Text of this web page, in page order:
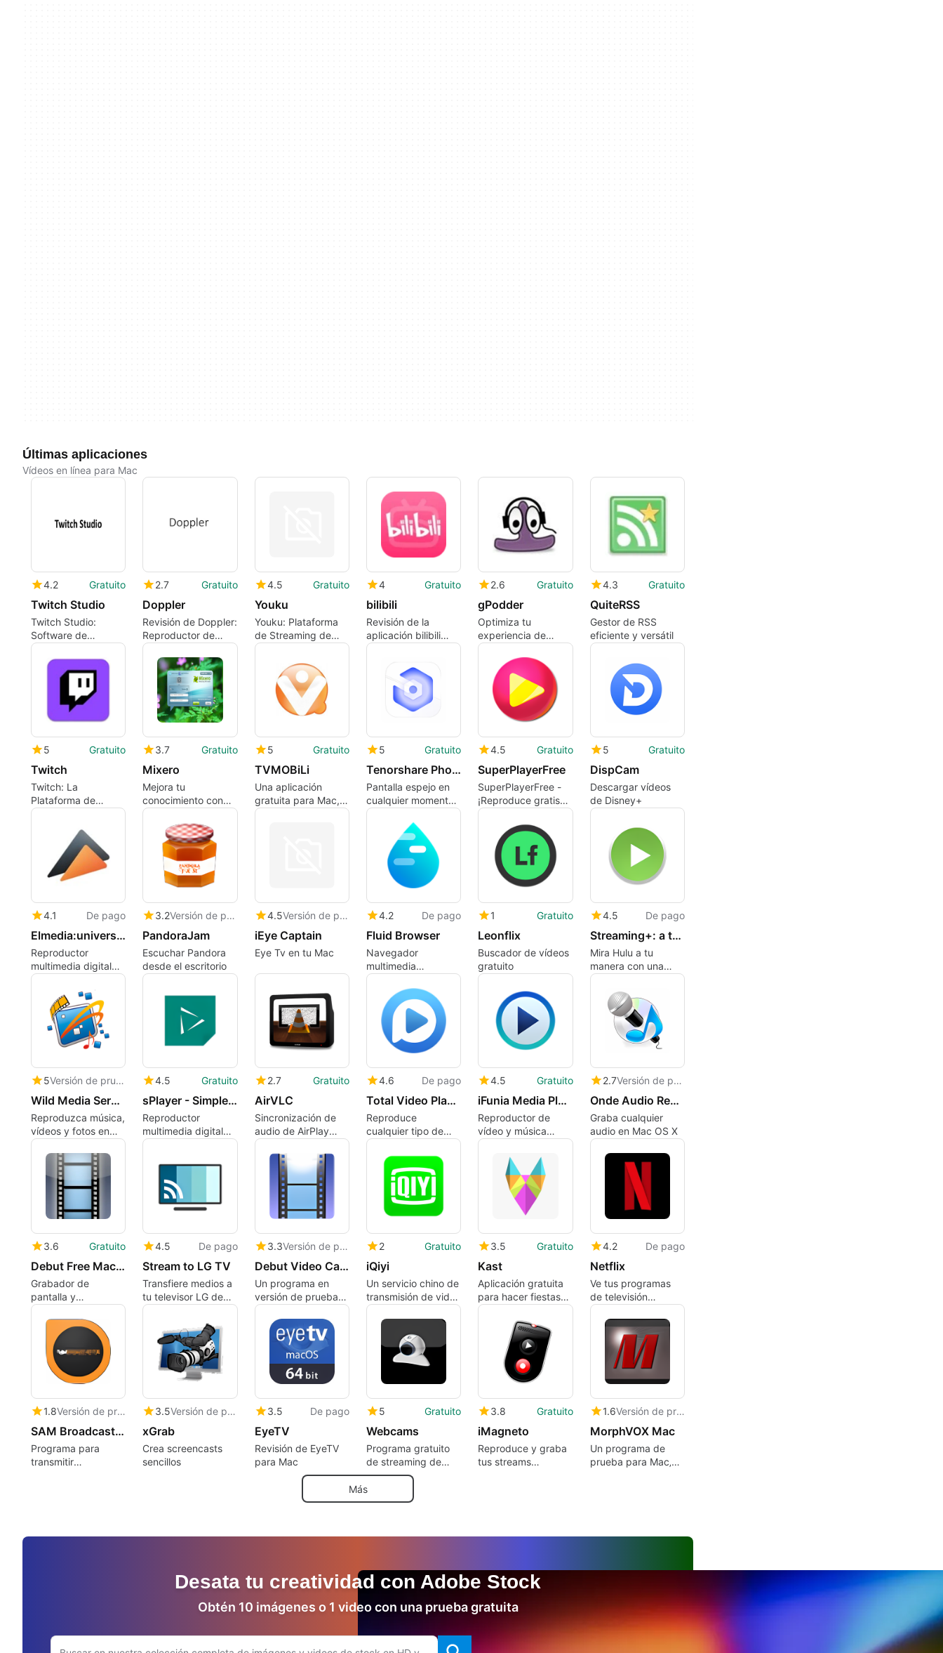
Últimas aplicaciones
Vídeos en línea para Mac
4.2 Gratuito
Twitch Studio
Twitch Studio:
Software de
Streaming Gratuito
2.7 Gratuito
Doppler
Revisión de Doppler:
Reproductor de
Música Eficiente
4.5 Gratuito
Youku
Youku: Plataforma
de Streaming de
Vídeo
4 Gratuito
bilibili
Revisión de la
aplicación bilibili
para Mac
2.6 Gratuito
gPodder
Optimiza tu
experiencia de
podcast con
gPodder
4.3 Gratuito
QuiteRSS
Gestor de RSS
eficiente y versátil
5 Gratuito
Twitch
Twitch: La
Plataforma de
Streaming de
Videojuegos
3.7 Gratuito
Mixero
Mejora tu
conocimiento con
Mixero
5 Gratuito
TVMOBiLi
Una aplicación
gratuita para Mac,
de TVMOBILI LTD.
5 Gratuito
Tenorshare Phone Mirror
Pantalla espejo en
cualquier momento
y en cualquier lugar.
4.5 Gratuito
SuperPlayerFree
SuperPlayerFree -
¡Reproduce gratis
cualquier medio!
5 Gratuito
DispCam
Descargar vídeos
de Disney+
4.1 De pago
Elmedia:universal video player
Reproductor
multimedia digital
fácil de usar y
flexible
3.2 Versión de prueba
PandoraJam
Escuchar Pandora
desde el escritorio
4.5 Versión de prueba
iEye Captain
Eye Tv en tu Mac
4.2 De pago
Fluid Browser
Navegador
multimedia
dedicado
1 Gratuito
Leonflix
Buscador de vídeos
gratuito
4.5 De pago
Streaming+: a third party Hulu app
Mira Hulu a tu
manera con una
aplicación de
escritorio de
terceros.
5 Versión de prueba
Wild Media Server (UPnP, DLNA, HTTP)
Reproduzca música,
vídeos y fotos en
sus dispositivos
domésticos UPnP
(DLNA) desde su
ordenador
4.5 Gratuito
sPlayer - Simple But Powerful
Reproductor
multimedia digital
de alta definición
2.7 Gratuito
AirVLC
Sincronización de
audio de AirPlay
para VLC.
4.6 De pago
Total Video Player – Freely Play Any Movie!
Reproduce
cualquier tipo de
archivo multimedia
con gran flexibilidad
4.5 Gratuito
iFunia Media Player
Reproductor de
vídeo y música
gratuito para uso
personal
2.7 Versión de prueba
Onde Audio Recorder for Mac
Graba cualquier
audio en Mac OS X
3.6 Gratuito
Debut Free Mac Video Recording Software
Grabador de
pantalla y
herramienta de
captura de vídeo
gratuitos para
grabar vídeos de su
pantalla, cámara
web y dispositivo de
Mac
4.5 De pago
Stream to LG TV
Transfiere medios a
tu televisor LG de
forma inalámbrica
con Stream to LG
3.3 Versión de prueba
Debut Video Capture Software for Mac
Un programa en
versión de prueba
para Mac, de NCH
Software.
2 Gratuito
iQiyi
Un servicio chino de
transmisión de video
a pedido con gran
potencial
3.5 Gratuito
Kast
Aplicación gratuita
para hacer fiestas
virtuales
4.2 De pago
Netflix
Ve tus programas
de televisión
favoritos en
cualquier momento
y lugar
1.8 Versión de prueba
SAM Broadcaster Pro Mac Edition
Programa para
transmitir
3.5 Versión de prueba
xGrab
Crea screencasts
sencillos
3.5 De pago
EyeTV
Revisión de EyeTV
para Mac
5 Gratuito
Webcams
Programa gratuito
de streaming de
video
3.8 Gratuito
iMagneto
Reproduce y graba
tus streams
1.6 Versión de prueba
MorphVOX Mac
Un programa de
prueba para Mac‚
Más
Desata tu creatividad con Adobe Stock
Obtén 10 imágenes o 1 video con una prueba gratuita
Buscar en el sitio web de Adobe.com